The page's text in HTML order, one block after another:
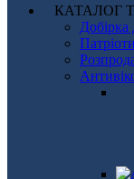
КАТАЛОГ